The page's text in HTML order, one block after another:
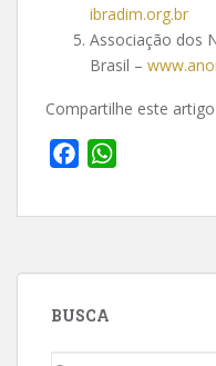
ibradim.org.br
Associação dos
Brasil –
Compartilhe este
c
b
o
a
s
BUSCA